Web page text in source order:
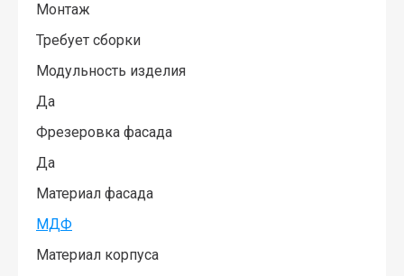
Монтаж
Требует сборки
Модульность изделия
Да
Фрезеровка фасада
Да
Материал фасада
МДФ
Материал корпуса